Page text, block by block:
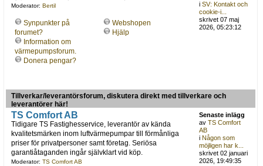
Moderator: Bertil
Synpunkter på
forumet?
Information om
värmepumpsforum.
Donera pengar?
Webshopen
Hjälp
iSV: Kontakt och
cookie-i...
skrivet 07 maj
2026, 05:23:12
Tillverkar/leverantörsforum, diskutera direkt med tillverkare och
leverantörer här!
TS Comfort AB
Tidigare TS Fastighesservice, leverantör av kända
kvalitetsmärken inom luftvärmepumpar till förmånliga
priser för privatpersoner samt företag. Seriösa
garantiåtaganden ingår självklart vid köp.
Moderator: TS Comfort AB
Senaste inlägg
avTS Comfort
AB
iNågon som
möjligen har k...
skrivet 02 januari
2026, 19:49:35